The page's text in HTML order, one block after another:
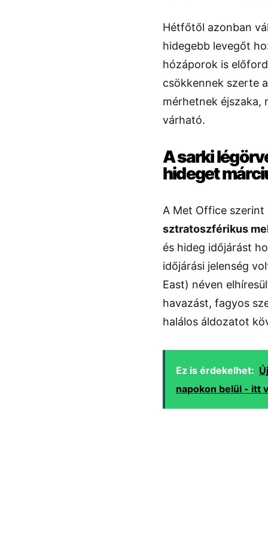
Hétfőtől azonban
hidegebb levegőt
hózáporok is
csökkennek szerte
mérhetnek éjszaka,
várható.
A sarki
hideget
A Met Office szerint
sztratoszférikus
és hideg időjárást
időjárási jelenség
East) néven
havazást, fagyos
halálos áldozatot
Ez is érdekelhet:
napokon belül - itt